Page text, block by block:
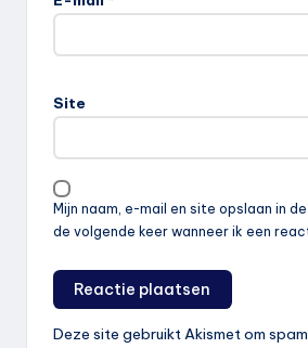
Site
Mijn naam, e-mail en site opslaan in
de volgende keer wanneer ik een
Deze site gebruikt Akismet om